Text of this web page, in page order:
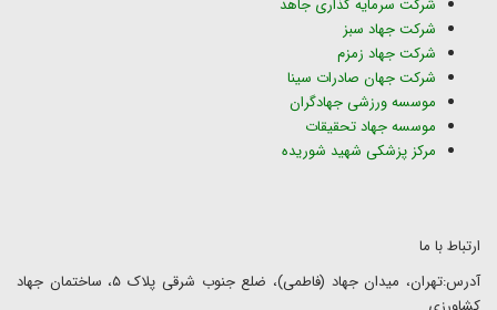
شرکت سرمایه گذاری جاهد
شرکت جهاد سبز
شرکت جهاد زمزم
شرکت جهان صادرات سینا
موسسه ورزشی جهادگران
موسسه جهاد تحقیقات
مرکز پزشکی شهید شوریده
ارتباط با ما
آدرس:تهران، میدان جهاد (فاطمی)، ضلع جنوب شرقی پلاک ۵، ساختمان جهاد